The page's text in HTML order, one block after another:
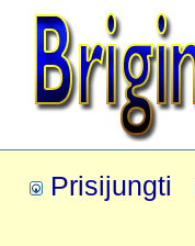
Prisijungti